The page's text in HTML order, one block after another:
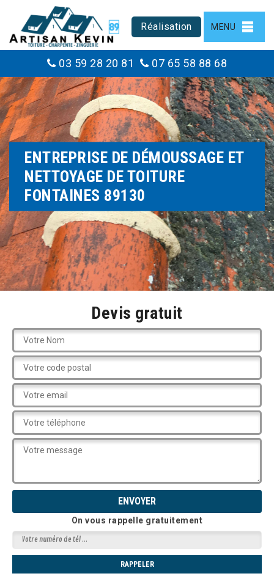
Réalisation MENU
03 59 28 20 81 07 65 58 88 68
ENTREPRISE DE DÉMOUSSAGE ET
NETTOYAGE DE TOITURE
FONTAINES 89130
Devis gratuit
On vous rappelle gratuitement